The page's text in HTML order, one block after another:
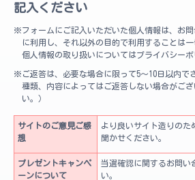
記入ください
フォームにご記入いただいた個人情報は、お
に利用し、それ以外の目的で利用することは一
個人情報の取り扱いについてはプライバシーポ
ご返答は、必要な場合に限って5〜10日以内で
種類、内容によってはご返答しない場合がご
い。）
サイトのご意見ご感
想
より良いサイト造りのた
聞かせください。
プレゼントキャンペ
ーンについて
当選確認に関するお問い
い。